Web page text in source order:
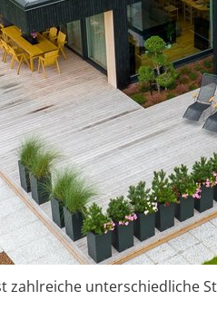
zahlreiche